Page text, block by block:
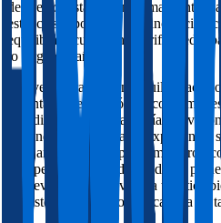
de precio, estancias mínimas,
estancias y políticas de cancelación
equilibrar ocupación y tarifa media
lo largo del año.
A nivel operativo, un alquiler
inventario, reposición de
coordinación de lavandería y
vivienda se descuida, la experiencia
reflejan. Por eso implantamos
huésped, controles de calidad y
imprevistos. Una vivienda turística
un sistema, no como una cadena de